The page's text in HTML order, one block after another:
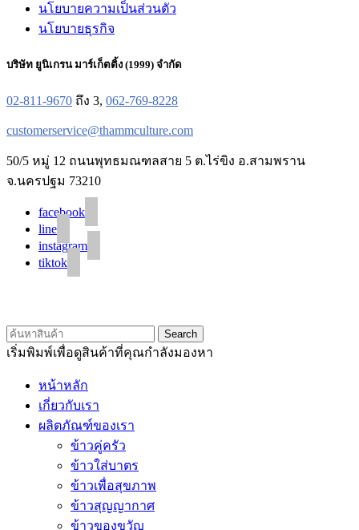
นโยบายความเป็นส่วนตัว
นโยบายธุรกิจ
บริษัท ยูนิเกรน มาร์เก็ตติ้ง (1999) จำกัด
02-811-9670 ถึง 3, 062-769-8228
customerservice@thammculture.com
50/5 หมู่ 12 ถนนพุทธมณฑลสาย 5 ต.ไร่ขิง อ.สามพราน
จ.นครปฐม 73210
facebook
line
instagram
tiktok
Search
เริ่มพิมพ์เพื่อดูสินค้าที่คุณกำลังมองหา
หน้าหลัก
เกี่ยวกับเรา
ผลิตภัณฑ์ของเรา
ข้าวคู่ครัว
ข้าวใส่บาตร
ข้าวเพื่อสุขภาพ
ข้าวสุญญากาศ
ข้าวของขวัญ